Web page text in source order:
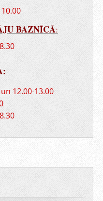
BAZNĪCĀ:
:
12.00-13.00